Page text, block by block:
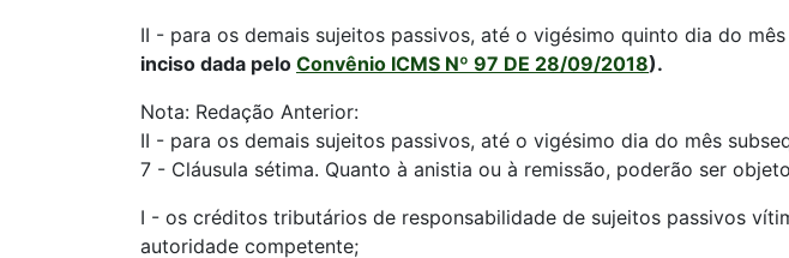
II - para os demais sujeitos passivos, até o vigésimo quinto dia do
inciso dada pelo Convênio ICMS Nº 97 DE 28/09/2018).
Nota: Redação Anterior:
II - para os demais sujeitos passivos, até o vigésimo dia do mês
7 - Cláusula sétima. Quanto à anistia ou à remissão, poderão ser
I - os créditos tributários de responsabilidade de sujeitos passivos
autoridade competente;